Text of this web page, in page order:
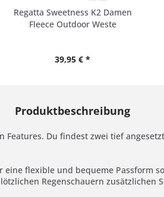
Regatta Sweetness K2 Damen
Fleece Outdoor Weste
39,95 € *
Produktbeschreibung
Du findest zwei tief
flexible und bequeme Passform
Regenschauern zusätzlichen